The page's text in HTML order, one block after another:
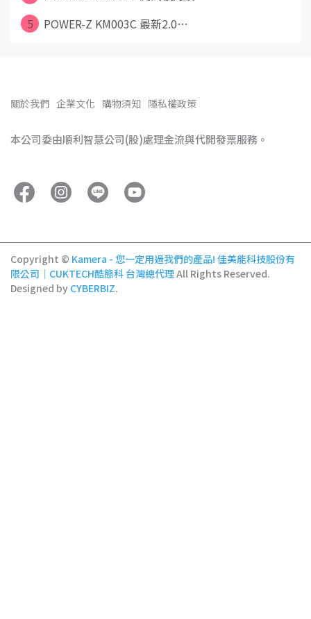
5
POWER-Z KM003C 最新2.0⋯
關於我們 企業文化 購物須知 隱私權政策
本公司委由順利智慧公司(股)處理金流與代開發票服務。
Copyright © Kamera - 您一定用過我們的產品! 佳美能科技股份有
限公司｜CUKTECH酷態科 台灣總代理All Rights Reserved.
Designed by CYBERBIZ.